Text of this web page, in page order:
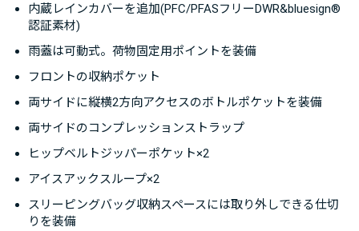
内蔵レインカバーを追加(PFC/PFASフリーDWR&bluesign®
認証素材)
雨蓋は可動式。荷物固定用ポイントを装備
フロントの収納ポケット
両サイドに縦横2方向アクセスのボトルポケットを装備
両サイドのコンプレッションストラップ
ヒップベルトジッパーポケット×2
アイスアックスループ×2
スリーピングバッグ収納スペースには取り外しできる仕切
りを装備